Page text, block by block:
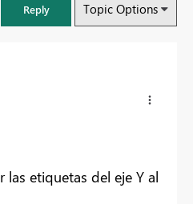
Reply Topic Options
las etiquetas del eje Y al